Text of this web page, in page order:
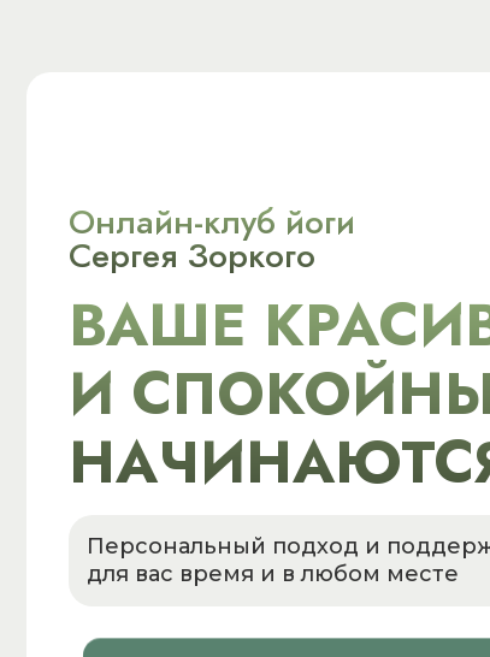
Онлайн-клуб йоги
Сергея Зоркого
ВАШЕ
И
Персональный подход и
для вас время и в любом месте